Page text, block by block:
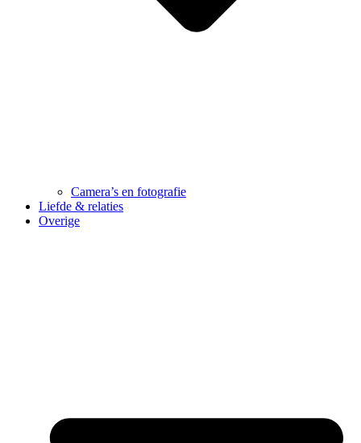
Camera’s en fotografie
Liefde & relaties
Overige